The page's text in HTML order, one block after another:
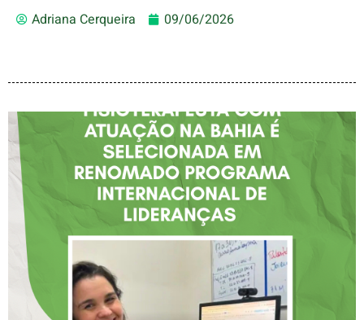
Adriana Cerqueira 09/06/2026
FISIOTERAPEUTA COM
ATUAÇÃO NA BAHIA É
SELECIONADA EM
RENOMADO PROGRAMA
INTERNACIONAL DE
LIDERANÇAS